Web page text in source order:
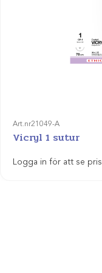
Art.nr21049-A
Vicryl 1 sutur
Logga in för att se pris